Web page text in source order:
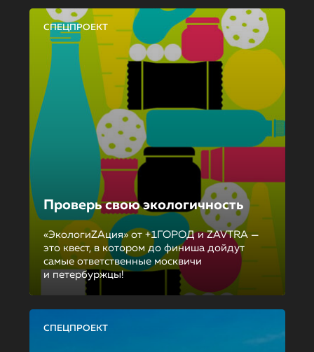
СПЕЦПРОЕКТ
Проверь свою экологичность
«ЭкологиZAция» от +1ГОРОД и ZAVTRA —
это квест, в котором до финиша дойдут
самые ответственные москвичи
и петербуржцы!
СПЕЦПРОЕКТ